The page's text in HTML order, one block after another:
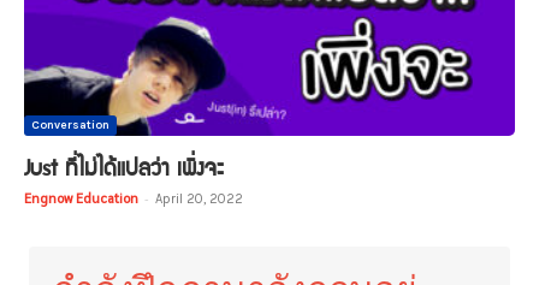
Conversation
Just ที่ไม่ได้แปลว่า เพิ่งจะ
Engnow Education - April 20, 2022